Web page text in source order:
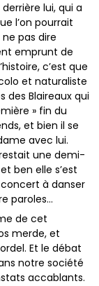
lui, qui a
l’on pourrait
ne pas dire
emprunt de
c’est que
et naturaliste
des Blaireaux qui
» fin du
et bien il se
avec lui.
une demi-
ben elle s’est
à danser
paroles…
de cet
merde, et
Et le débat
notre société
accablants.